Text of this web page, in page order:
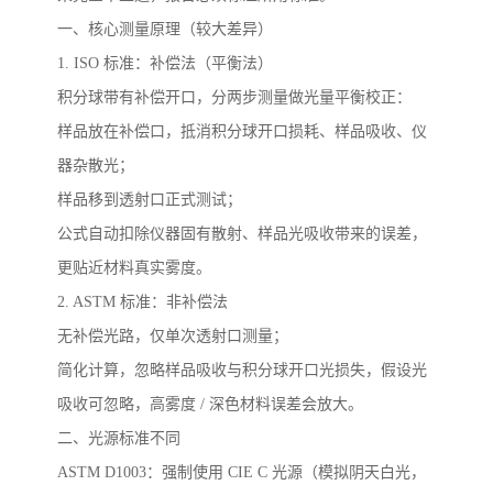
一、核心测量原理（较大差异）
1. ISO 标准：补偿法（平衡法）
积分球带有补偿开口，分两步测量做光量平衡校正：
样品放在补偿口，抵消积分球开口损耗、样品吸收、仪
器杂散光；
样品移到透射口正式测试；
公式自动扣除仪器固有散射、样品光吸收带来的误差，
更贴近材料真实雾度。
2. ASTM 标准：非补偿法
无补偿光路，仅单次透射口测量；
简化计算，忽略样品吸收与积分球开口光损失，假设光
吸收可忽略，高雾度 / 深色材料误差会放大。
二、光源标准不同
ASTM D1003：强制使用 CIE C 光源（模拟阴天白光，